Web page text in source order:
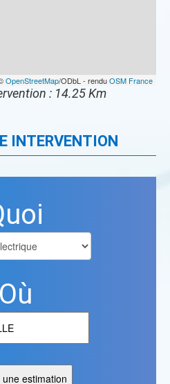
OpenStreetMap/ODbL - renduOSM France
: 14.25 Km
INTERVENTION
Où